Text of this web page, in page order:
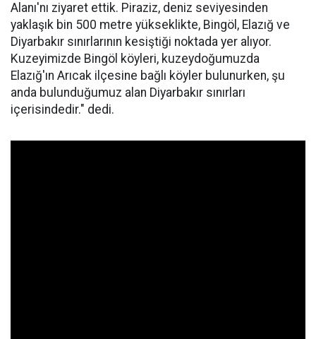
Alanı'nı ziyaret ettik. Piraziz, deniz seviyesinden
yaklaşık bin 500 metre yükseklikte, Bingöl, Elazığ ve
Diyarbakır sınırlarının kesiştiği noktada yer alıyor.
Kuzeyimizde Bingöl köyleri, kuzeydoğumuzda
Elazığ'ın Arıcak ilçesine bağlı köyler bulunurken, şu
anda bulunduğumuz alan Diyarbakır sınırları
içerisindedir." dedi.